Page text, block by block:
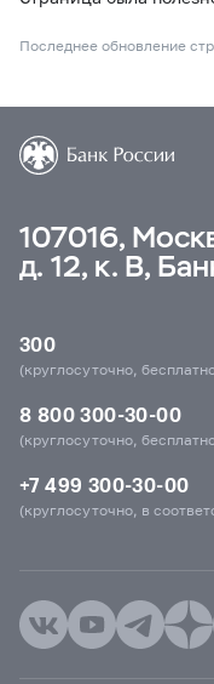
Последнее обновление
107016,
д. 12, к. В,
300
(круглосуточно,
8 800 300-30-00
(круглосуточно,
+7 499 300-30-00
(круглосуточно, в